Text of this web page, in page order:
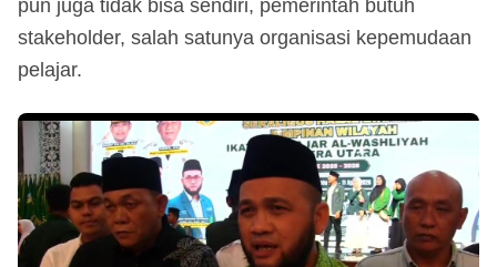
pun juga tidak bisa sendiri, pemerintah butuh
stakeholder, salah satunya organisasi kepemudaan
pelajar.